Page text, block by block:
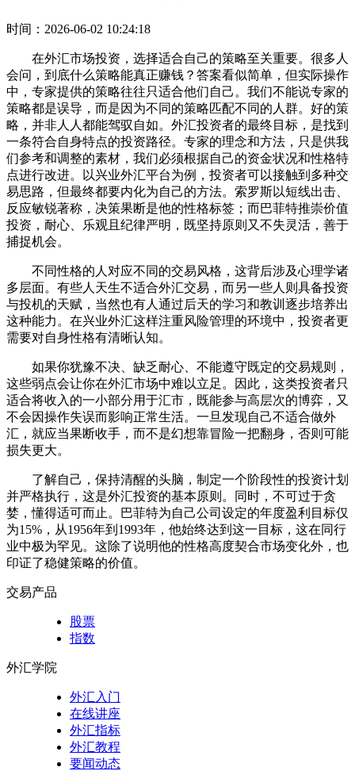
时间：2026-06-02 10:24:18
在外汇市场投资，选择适合自己的策略至关重要。很多人
会问，到底什么策略能真正赚钱？答案看似简单，但实际操作
中，专家提供的策略往往只适合他们自己。我们不能说专家的
策略都是误导，而是因为不同的策略匹配不同的人群。好的策
略，并非人人都能驾驭自如。外汇投资者的最终目标，是找到
一条符合自身特点的投资路径。专家的理念和方法，只是供我
们参考和调整的素材，我们必须根据自己的资金状况和性格特
点进行改进。以兴业外汇平台为例，投资者可以接触到多种交
易思路，但最终都要内化为自己的方法。索罗斯以短线出击、
反应敏锐著称，决策果断是他的性格标签；而巴菲特推崇价值
投资，耐心、乐观且纪律严明，既坚持原则又不失灵活，善于
捕捉机会。
不同性格的人对应不同的交易风格，这背后涉及心理学诸
多层面。有些人天生不适合外汇交易，而另一些人则具备投资
与投机的天赋，当然也有人通过后天的学习和教训逐步培养出
这种能力。在兴业外汇这样注重风险管理的环境中，投资者更
需要对自身性格有清晰认知。
如果你犹豫不决、缺乏耐心、不能遵守既定的交易规则，
这些弱点会让你在外汇市场中难以立足。因此，这类投资者只
适合将收入的一小部分用于汇市，既能参与高层次的博弈，又
不会因操作失误而影响正常生活。一旦发现自己不适合做外
汇，就应当果断收手，而不是幻想靠冒险一把翻身，否则可能
损失更大。
了解自己，保持清醒的头脑，制定一个阶段性的投资计划
并严格执行，这是外汇投资的基本原则。同时，不可过于贪
婪，懂得适可而止。巴菲特为自己公司设定的年度盈利目标仅
为15%，从1956年到1993年，他始终达到这一目标，这在同行
业中极为罕见。这除了说明他的性格高度契合市场变化外，也
印证了稳健策略的价值。
交易产品
股票
指数
外汇学院
外汇入门
在线讲座
外汇指标
外汇教程
要闻动态